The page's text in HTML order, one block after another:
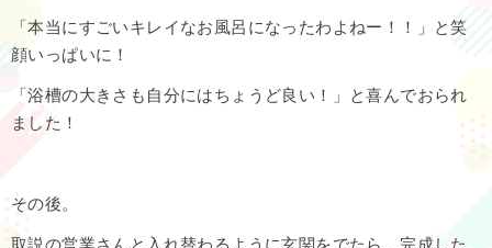
「本当にすごいキレイなお風呂になったわよねー！！」と笑
顔いっぱいに！
「浴槽の大きさも自分にはちょうど良い！」と喜んでおられ
ました！
その後。
取説の営業さんと入れ替わるように玄関をでたら、完成した